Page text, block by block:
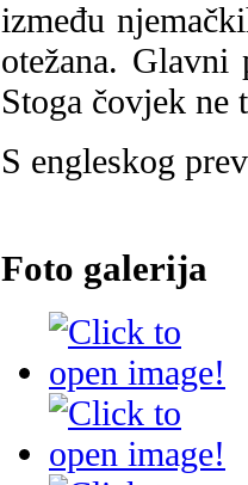
između
otežana.
Stoga čovjek ne
S engleskog
Foto galerija